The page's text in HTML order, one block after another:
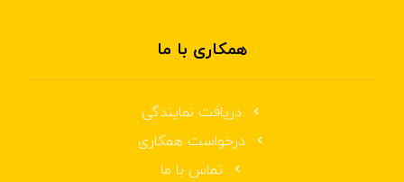
همکاری با ما
دریافت نمایندگی
درخواست همکاری
تماس با ما